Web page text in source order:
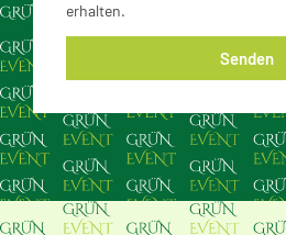
erhalten.
Senden